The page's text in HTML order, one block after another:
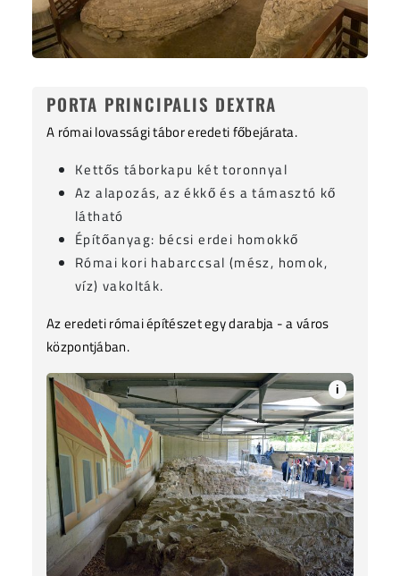
PORTA PRINCIPALIS DEXTRA
A római lovassági tábor eredeti főbejárata.
Kettős táborkapu két toronnyal
Az alapozás, az ékkő és a támasztó kő
látható
Építőanyag: bécsi erdei homokkő
Római kori habarccsal (mész, homok,
víz) vakolták.
Az eredeti római építészet egy darabja - a város
központjában.
i